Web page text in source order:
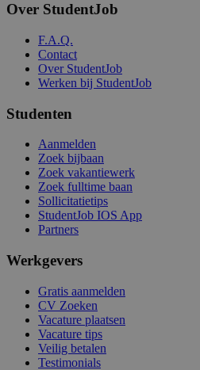
Over StudentJob
F.A.Q.
Contact
Over StudentJob
Werken bij StudentJob
Studenten
Aanmelden
Zoek bijbaan
Zoek vakantiewerk
Zoek fulltime baan
Sollicitatietips
StudentJob IOS App
Partners
Werkgevers
Gratis aanmelden
CV Zoeken
Vacature plaatsen
Vacature tips
Veilig betalen
Testimonials